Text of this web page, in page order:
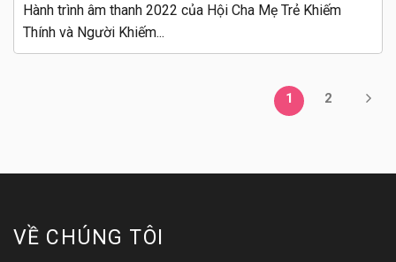
Hành trình âm thanh 2022 của Hội Cha Mẹ Trẻ Khiếm
Thính và Người Khiếm...
1 2
VỀ CHÚNG TÔI